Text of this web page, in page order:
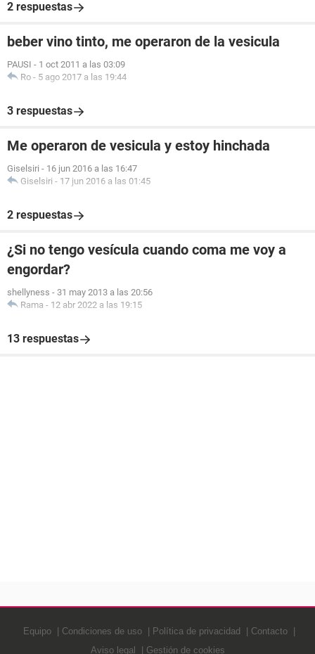
2 respuestas
beber vino tinto, me operaron de la vesicula
PAUSI - 1 oct 2011 a las 03:09
Ro - 5 ago 2017 a las 19:44
3 respuestas
Me operaron de vesicula y estoy hinchada
Giselsiri - 16 jun 2016 a las 16:47
Giselsiri - 17 jun 2016 a las 01:45
2 respuestas
¿Si no tengo vesícula cuando coma me voy a
engordar?
shellyness - 31 may 2013 a las 20:56
Rama - 12 abr 2022 a las 19:15
13 respuestas
Equipo Condiciones de uso Política de privacidad
Contacto
Aviso legal
Gestión de cookies